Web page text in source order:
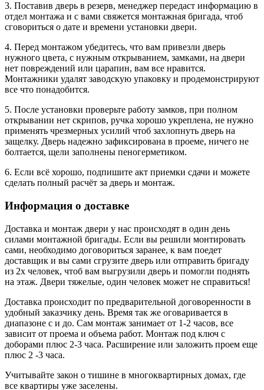
3. Поставив дверь в резерв, менеджер передаст информацию в
отдел монтажа и с вами свяжется монтажная бригада, чтоб
сговориться о дате и времени установки двери.
4. Перед монтажом убедитесь, что вам привезли дверь
нужного цвета, с нужным открыванием, замками, на двери
нет повреждений или царапин, вам все нравится.
Монтажники удалят заводскую упаковку и продемонстрируют
все что понадобится.
5. После установки проверьте работу замков, при полном
открывании нет скрипов, ручка хорошо укреплена, не нужно
применять чрезмерных усилий чтоб захлопнуть дверь на
защелку. Дверь надежно зафиксирована в проеме, ничего не
болтается, щели заполнены пеногерметиком.
6. Если всё хорошо, подпишите акт приемки сдачи и можете
сделать полный расчёт за дверь и монтаж.
Информация о доставке
Доставка и монтаж двери у нас происходят в один день
силами монтажной бригады. Если вы решили монтировать
сами, необходимо договориться заранее, к вам поедет
доставщик и вы сами сгрузите дверь или отправить бригаду
из 2х человек, чтоб вам выгрузили дверь и помогли поднять
на этаж. Двери тяжелые, один человек может не справиться!
Доставка происходит по предварительной договоренности в
удобный заказчику день. Время так же оговаривается в
диапазоне с и до. Сам монтаж занимает от 1-2 часов, все
зависит от проема и объема работ. Монтаж под ключ с
доборами плюс 2-3 часа. Расширение или заложить проем еще
плюс 2 -3 часа.
Учитывайте закон о тишине в многоквартирных домах, где
все квартиры уже заселены.